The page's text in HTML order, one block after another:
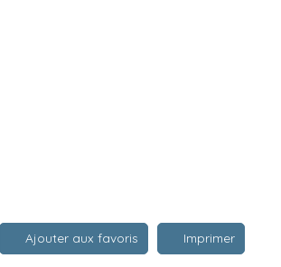
Ajouter aux favoris Imprimer